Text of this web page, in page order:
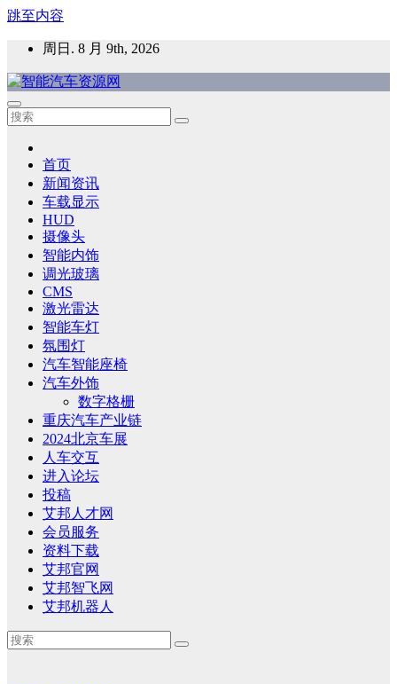
跳至内容
周日. 8 月 9th, 2026
智能汽车资源网
智能表面，智能内饰，新能源汽车，HMI，人车交互，智能车
首页
新闻资讯
车载显示
HUD
摄像头
智能内饰
调光玻璃
CMS
激光雷达
智能车灯
氛围灯
汽车智能座椅
汽车外饰
数字格栅
重庆汽车产业链
2024北京车展
人车交互
进入论坛
投稿
艾邦人才网
会员服务
资料下载
艾邦官网
艾邦智飞网
艾邦机器人